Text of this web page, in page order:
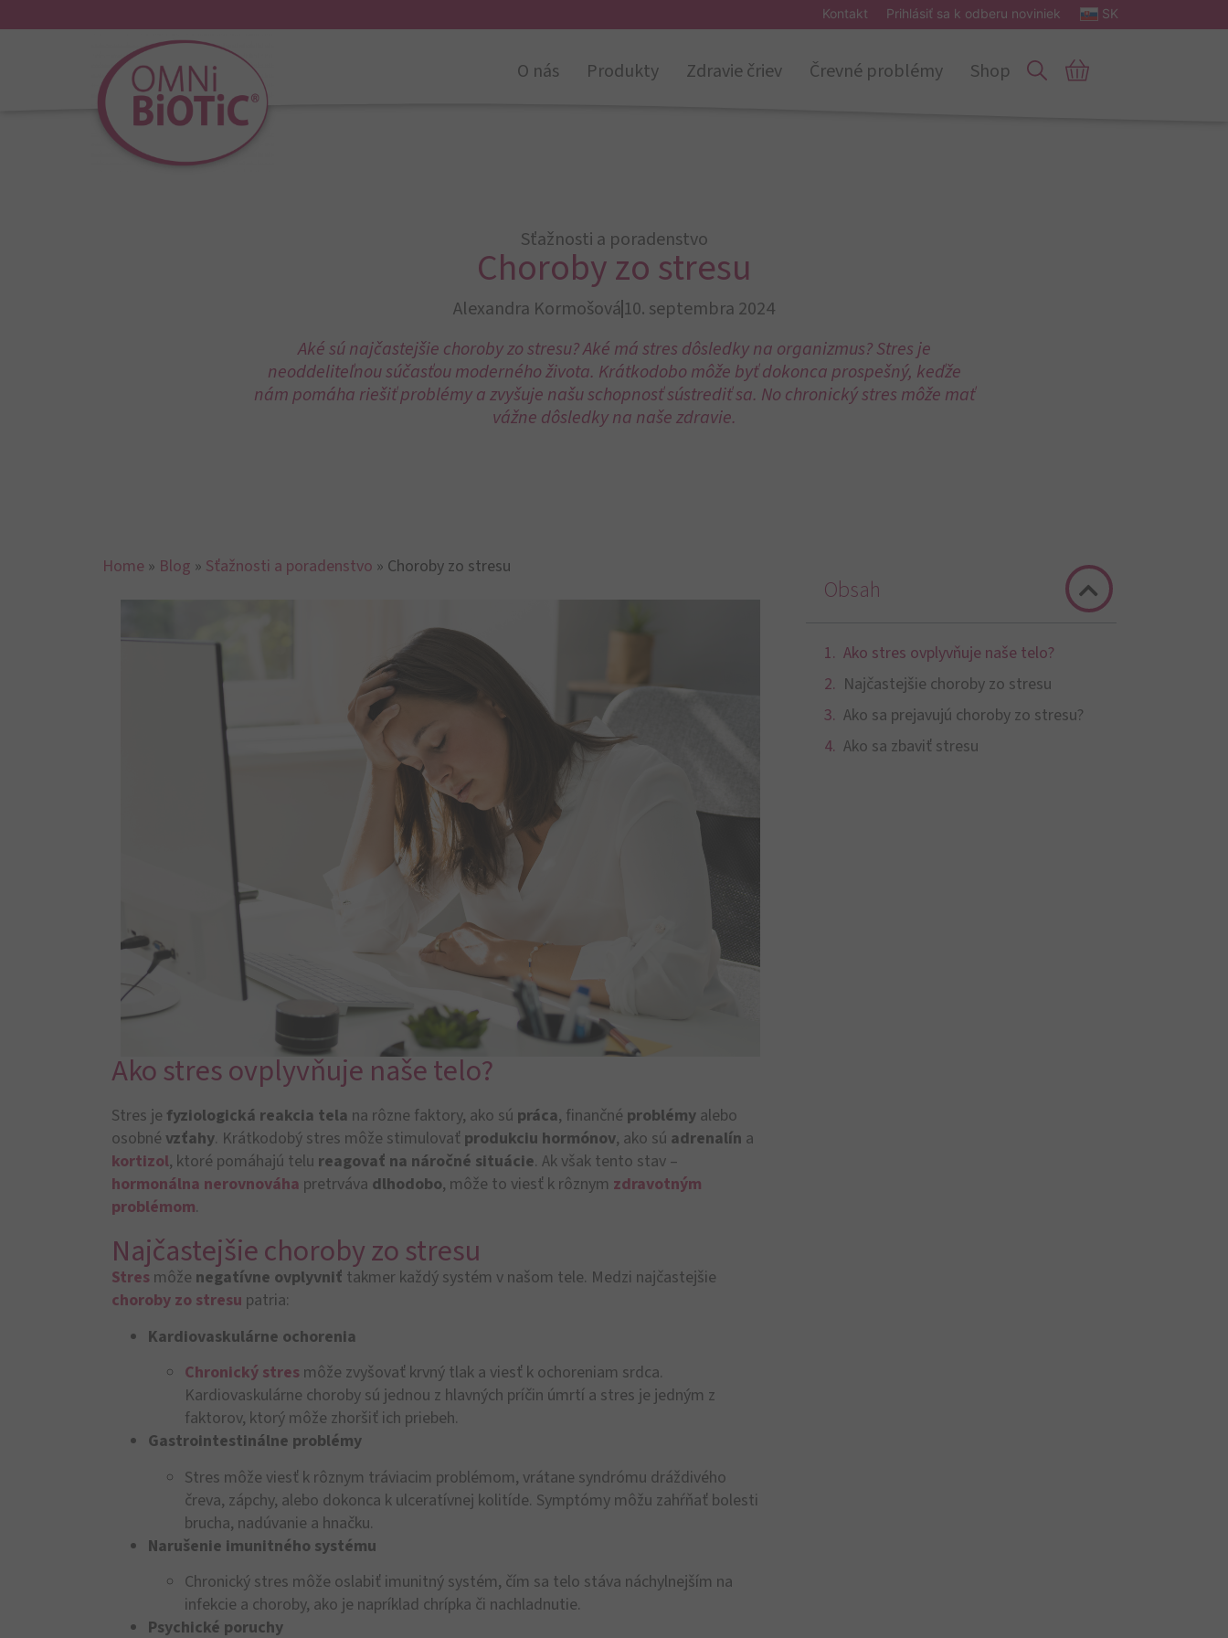
Kontakt Prihlásiť sa k odberu noviniek SK
O nás Produkty Zdravie čriev Črevné problémy Shop
Sťažnosti a poradenstvo
Choroby zo stresu
Alexandra Kormošová10. septembra 2024
Aké sú najčastejšie choroby zo stresu? Aké má stres dôsledky na organizmus? Stres je
neoddeliteľnou súčasťou moderného života. Krátkodobo môže byť dokonca prospešný, keďže
nám pomáha riešiť problémy a zvyšuje našu schopnosť sústrediť sa. No chronický stres môže mať
vážne dôsledky na naše zdravie.
Home » Blog » Sťažnosti a poradenstvo » Choroby zo stresu
Ako stres ovplyvňuje naše telo?
Stres je fyziologická reakcia tela na rôzne faktory, ako sú práca, finančné problémy alebo
osobné vzťahy. Krátkodobý stres môže stimulovať produkciu hormónov, ako sú adrenalín a
kortizol, ktoré pomáhajú telu reagovať na náročné situácie. Ak však tento stav –
hormonálna nerovnováha pretrváva dlhodobo, môže to viesť k rôznym zdravotným
problémom.
Najčastejšie choroby zo stresu​
Stres môže negatívne ovplyvniť takmer každý systém v našom tele. Medzi najčastejšie
choroby zo stresu patria:
Kardiovaskulárne ochorenia
Chronický stres môže zvyšovať krvný tlak a viesť k ochoreniam srdca.
Kardiovaskulárne choroby sú jednou z hlavných príčin úmrtí a stres je jedným z
faktorov, ktorý môže zhoršiť ich priebeh.
Gastrointestinálne problémy
Stres môže viesť k rôznym tráviacim problémom, vrátane syndrómu dráždivého
čreva, zápchy, alebo dokonca k ulceratívnej kolitíde. Symptómy môžu zahŕňať bolesti
brucha, nadúvanie a hnačku.
Narušenie imunitného systému
Chronický stres môže oslabiť imunitný systém, čím sa telo stáva náchylnejším na
infekcie a choroby, ako je napríklad chrípka či nachladnutie.
Psychické poruchy
Obsah
Ako stres ovplyvňuje naše telo?
Najčastejšie choroby zo stresu​
Ako sa prejavujú choroby zo stresu?
Ako sa zbaviť stresu